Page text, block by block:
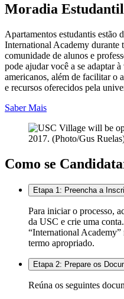
Moradia Estudantil
Apartamentos estudantis estão
International Academy durante
comunidade de alunos e
pode ajudar você a se adaptar
americanos, além de facilitar o
e recursos oferecidos pela
Saber Mais
Como se
Etapa 1: Preencha a
Para iniciar o processo,
da USC e crie uma
“International Academy”
termo apropriado.
Etapa 2: Prepare os
Reúna os seguintes